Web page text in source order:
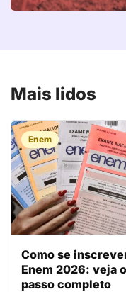
Mais lidos
Enem
Como se
Enem 2026: veja
passo completo